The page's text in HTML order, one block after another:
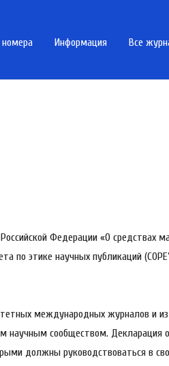
Информация Все
Федерации «О средствах
этике научных публикаций
международных журналов и
сообществом. Декларация
должны руководствоваться в